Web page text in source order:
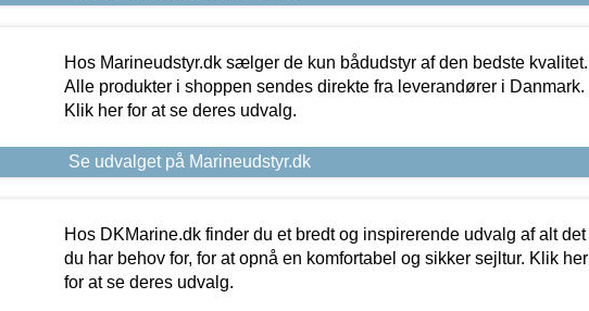
Hos Marineudstyr.dk sælger de kun bådudstyr af den bedste kvalitet.
Alle produkter i shoppen sendes direkte fra leverandører i Danmark.
Klik her for at se deres udvalg.
Se udvalget på Marineudstyr.dk
Hos DKMarine.dk finder du et bredt og inspirerende udvalg af alt det
du har behov for, for at opnå en komfortabel og sikker sejltur. Klik her
for at se deres udvalg.